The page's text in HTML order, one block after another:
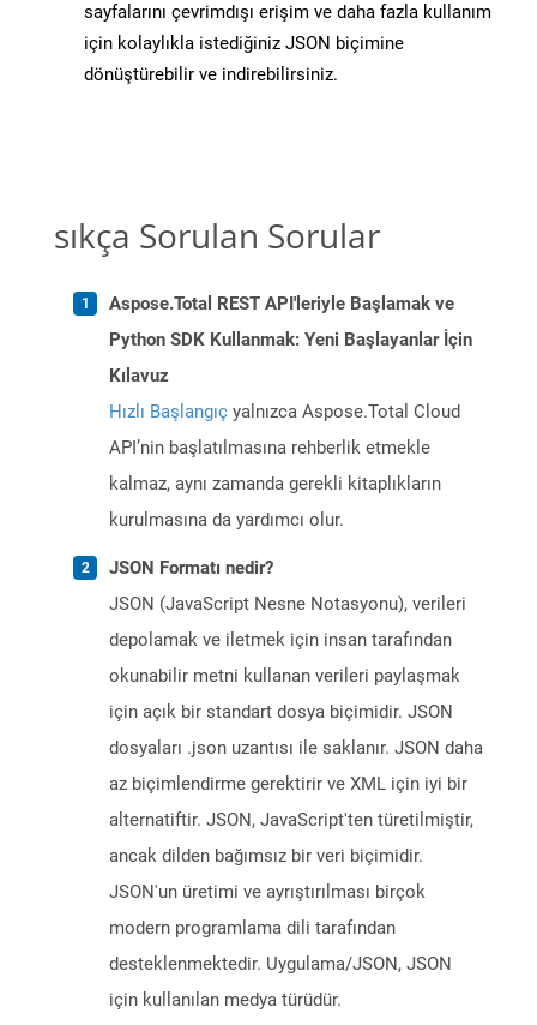
sayfalarını çevrimdışı erişim ve daha fazla kullanım
için kolaylıkla istediğiniz JSON biçimine
dönüştürebilir ve indirebilirsiniz.
sıkça Sorulan Sorular
Aspose.Total REST API'leriyle Başlamak ve
Python SDK Kullanmak: Yeni Başlayanlar İçin
Kılavuz
Hızlı Başlangıç yalnızca Aspose.Total Cloud
API’nin başlatılmasına rehberlik etmekle
kalmaz, aynı zamanda gerekli kitaplıkların
kurulmasına da yardımcı olur.
JSON Formatı nedir?
JSON (JavaScript Nesne Notasyonu), verileri
depolamak ve iletmek için insan tarafından
okunabilir metni kullanan verileri paylaşmak
için açık bir standart dosya biçimidir. JSON
dosyaları .json uzantısı ile saklanır. JSON daha
az biçimlendirme gerektirir ve XML için iyi bir
alternatiftir. JSON, JavaScript'ten türetilmiştir,
ancak dilden bağımsız bir veri biçimidir.
JSON'un üretimi ve ayrıştırılması birçok
modern programlama dili tarafından
desteklenmektedir. Uygulama/JSON, JSON
için kullanılan medya türüdür.